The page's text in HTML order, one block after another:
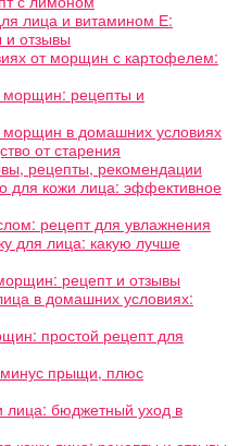
лица и витамином Е:
и отзывы
от морщин с картофелем:
морщин: рецепты и
в домашних условиях
от старения
рецепты, рекомендации
для кожи лица: эффективное
рецепт для увлажнения
для лица: какую лучше
рецепт и отзывы
в домашних условиях:
простой рецепт для
минус прыщи, плюс
лица: бюджетный уход в